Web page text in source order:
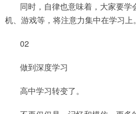
同时，自律也意味着，大家要
机、游戏等，将注意力集中在学习上。
02
做到深度学习
高中学习转变了。